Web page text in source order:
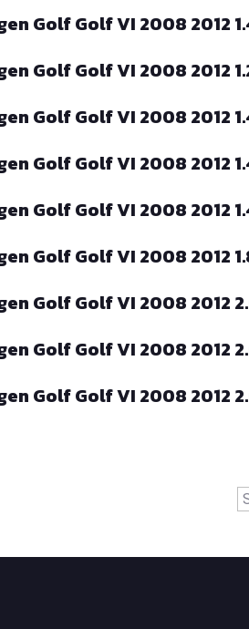
Golf Golf VI 2008 2012
Golf Golf VI 2008 2012
Golf Golf VI 2008 2012
Golf Golf VI 2008 2012
Golf Golf VI 2008 2012
Golf Golf VI 2008 2012
Golf Golf VI 2008 2012
Golf Golf VI 2008 2012
Golf Golf VI 2008 2012